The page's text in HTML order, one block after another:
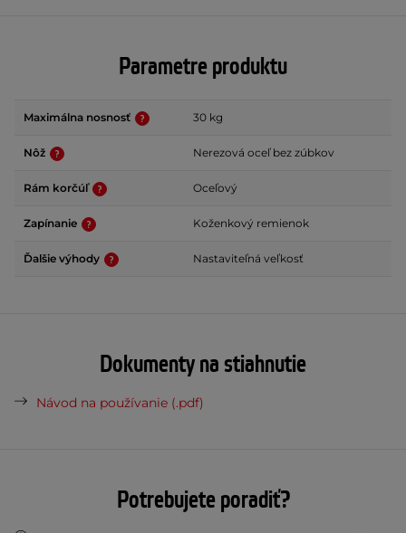
Parametre produktu
Maximálna nosnosť 30 kg
Nôž Nerezová oceľ bez zúbkov
Rám korčúľ Oceľový
Zapínanie Koženkový remienok
Ďalšie výhody Nastaviteľná veľkosť
Dokumenty na stiahnutie
Návod na používanie (.pdf)
Potrebujete poradiť?